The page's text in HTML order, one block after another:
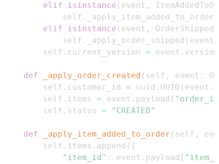
elif
isinstance ( event ,
            self
. _apply_item_added_to_order
elif
isinstance ( event , OrderShipped
            self
. _apply_order_shipped ( event
        self
. current_version = event .
def _apply_order_created ( self , event :
        self
. customer_id = uuid . UUID ( event .
        self
. items = event . payload [
        self
. status = "CREATED"
def _apply_item_added_to_order ( self ,
        self
. items . append ( {
"item_id" : event . payload [